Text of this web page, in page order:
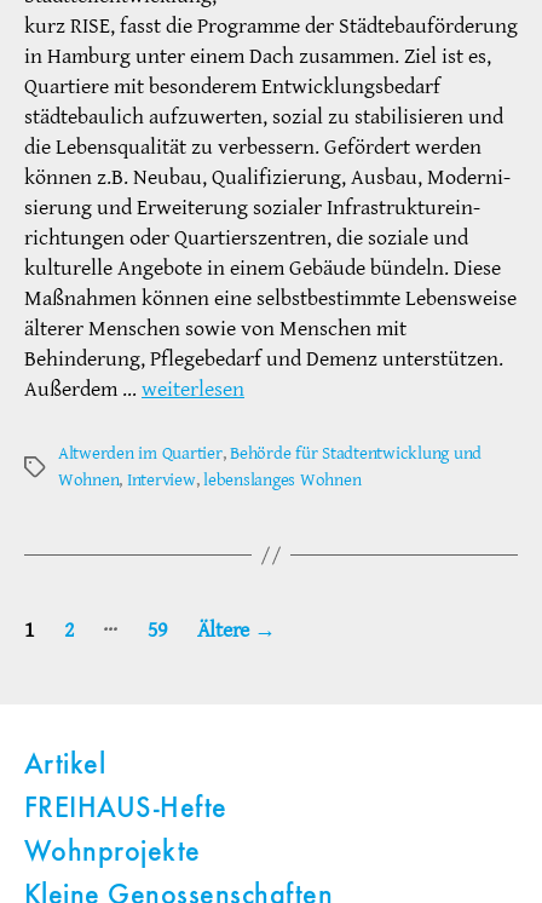
kurz RISE, fasst die Programme der Städtebauförderung
in Hamburg unter einem Dach zusammen. Ziel ist es,
Quartiere mit besonderem Entwicklungsbedarf
städtebaulich aufzuwerten, sozial zu stabilisieren und
die Lebensqualität zu verbessern. Gefördert werden
können z.B. Neubau, Qualifizierung, Ausbau, Moderni-
sierung und Erweiterung sozialer Infrastrukturein-
richtungen oder Quartierszentren, die soziale und
kulturelle Angebote in einem Gebäude bündeln. Diese
Maßnahmen können eine selbstbestimmte Lebensweise
älterer Menschen sowie von Menschen mit
Behinderung, Pflegebedarf und Demenz unterstützen.
Außerdem … weiterlesen
Schlagwörter
Altwerden im Quartier,Behörde für Stadtentwicklung und
Wohnen, Interview,lebenslanges Wohnen
Seitennummerierung
1 2 … 59 Ältere →
Artikel
FREIHAUS-Hefte
Wohnprojekte